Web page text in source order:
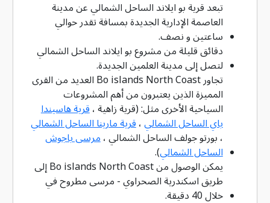
تبعد قرية بو ايلاند الساحل الشمالي عن مدينة
العاصمة الإدارية الجديدة بمسافة تقدر حوالي
ساعتين و نصف.
دقائق قليلة من مشروع بو ايلاند الساحل الشمالي
لتصل إلى مدينة العلمين الجديدة.
تجاور Bo islands North Coast العديد من القرى
المميزة الذين يعتبرون من أهم المشروعات
السياحية الأخرى مثل: (قرية زاهية ، قرية هاسيندا
باي الساحل الشمالي ، قرية مارينا الساحل الشمالي
، بورتو جولف الساحل الشمالي ، مرسى باجوش
الساحل الشمالي).
يمكن الوصول من Bo islands North Coast إلى
طريق اسكندرية الصحراوي - مرسى مطروح في
خلال 40 دقيقة.